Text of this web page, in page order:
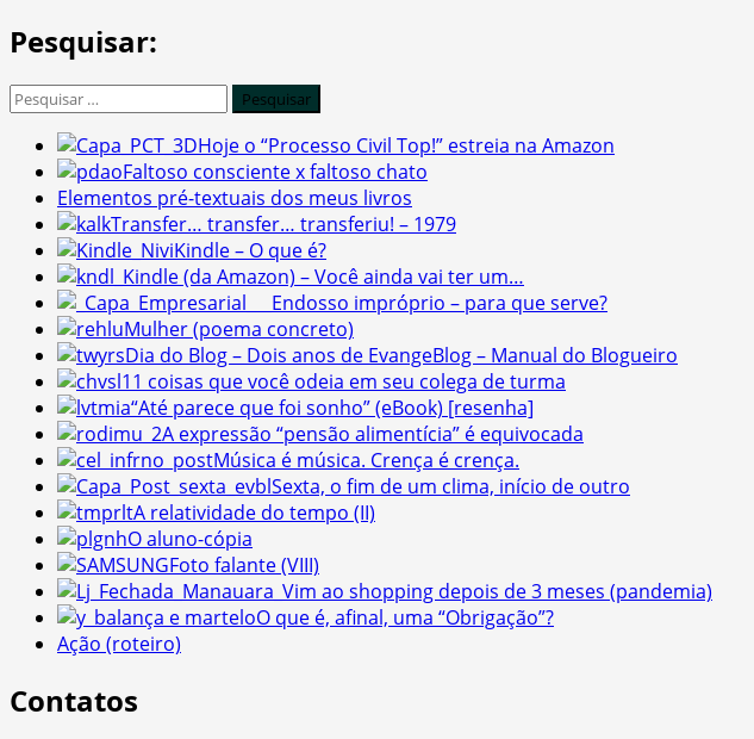
Pesquisar:
Pesquisar
Hoje o “Processo Civil Top!” estreia na Amazon
Faltoso consciente x faltoso chato
Elementos pré-textuais dos meus livros
Transfer… transfer… transferiu! – 1979
Kindle – O que é?
Kindle (da Amazon) – Você ainda vai ter um…
Endosso impróprio – para que serve?
Mulher (poema concreto)
Dia do Blog – Dois anos de EvangeBlog – Manual do Blogueiro
11 coisas que você odeia em seu colega de turma
“Até parece que foi sonho” (eBook) [resenha]
A expressão “pensão alimentícia” é equivocada
Música é música. Crença é crença.
Sexta, o fim de um clima, início de outro
A relatividade do tempo (II)
O aluno-cópia
Foto falante (VIII)
Vim ao shopping depois de 3 meses (pandemia)
O que é, afinal, uma “Obrigação”?
Ação (roteiro)
Contatos